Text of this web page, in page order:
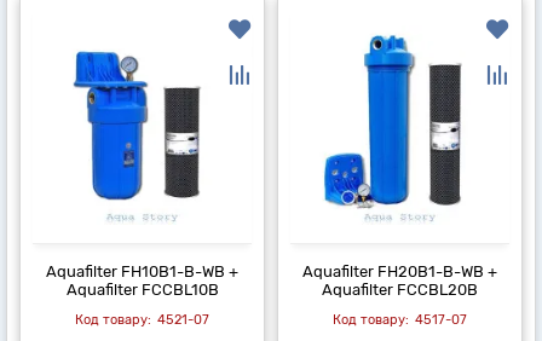
Aquafilter FH10B1-B-WB +
Aquafilter FCCBL10B
4521-07
Aquafilter FH20B1-B-WB +
Aquafilter FCCBL20B
4517-07